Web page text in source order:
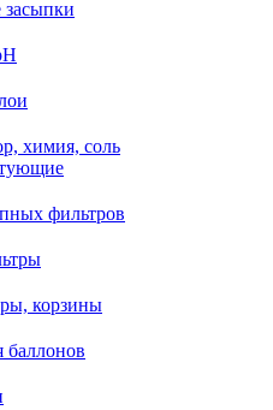
химия, соль
фильтров
корзины
баллонов